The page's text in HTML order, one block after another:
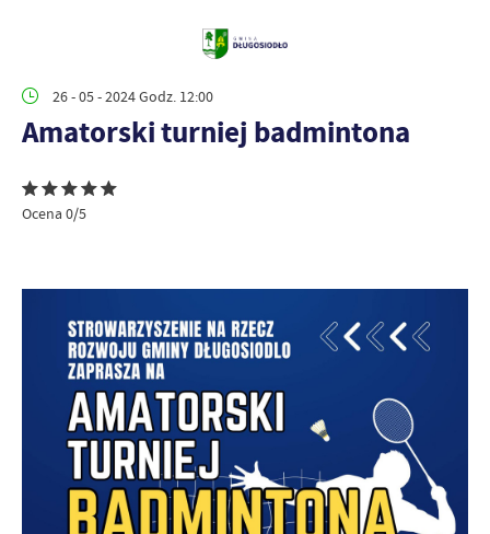
26 - 05 - 2024 Godz. 12:00
Amatorski turniej badmintona
Ocena 0/5